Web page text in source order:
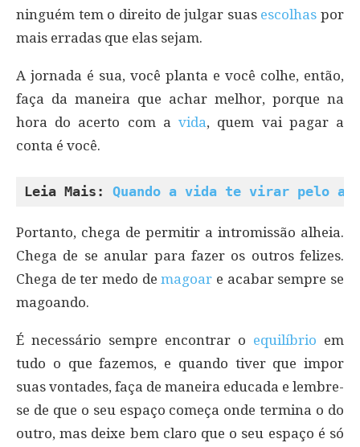
ninguém tem o direito de julgar suas escolhas por
mais erradas que elas sejam.
A jornada é sua, você planta e você colhe, então,
faça da maneira que achar melhor, porque na
hora do acerto com avida, quem vai pagar a
conta é você.
Leia Mais: Quando a vida te virar pelo
Portanto, chega de permitir a intromissão alheia.
Chega de se anular para fazer os outros felizes.
Chega de ter medo demagoar e acabar sempre se
magoando.
É necessário sempre encontrar o equilíbrio em
tudo o que fazemos, e quando tiver que impor
suas vontades, faça de maneira educada e lembre-
se de que o seu espaço começa onde termina o do
outro, mas deixe bem claro que o seu espaço é só